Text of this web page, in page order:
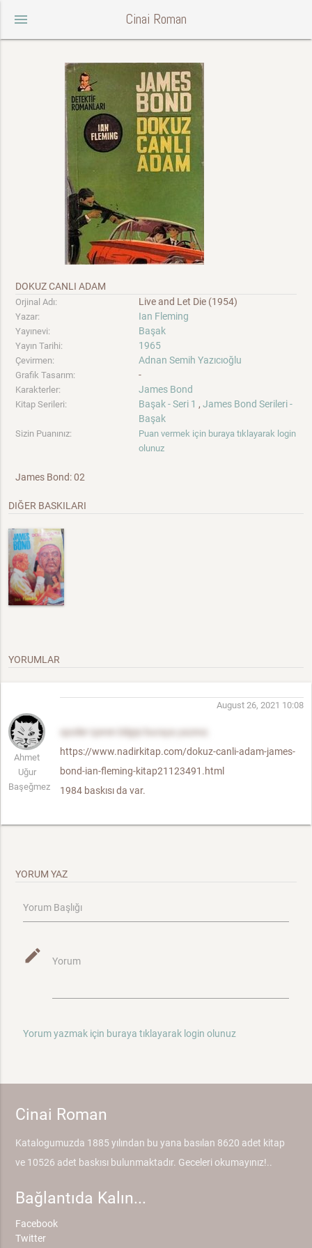
menu Cinai Roman
DOKUZ CANLI ADAM
Orjinal Adı: Live and Let Die (1954)
Yazar: Ian Fleming
Yayınevi: Başak
Yayın Tarihi: 1965
Çevirmen: Adnan Semih Yazıcıoğlu
Grafik Tasarım: -
Karakterler: James Bond
Kitap Serileri: Başak - Seri 1 ,James Bond Serileri -
Başak
Sizin Puanınız:
Puan vermek için buraya tıklayarak login
olunuz
James Bond: 02
DIĞER BASKILARI
YORUMLAR
Ahmet
Uğur
Başeğmez
August 26, 2021 10:08
spoiler içeren bilgiyi buraya yazınız.
https://www.nadirkitap.com/dokuz-canli-adam-james-
bond-ian-fleming-kitap21123491.html
1984 baskısı da var.
YORUM YAZ
Yorum Başlığı
mode_edit Yorum
Yorum yazmak için buraya tıklayarak login olunuz
Cinai Roman
Katalogumuzda 1885 yılından bu yana basılan 8620 adet kitap
ve 10526 adet baskısı bulunmaktadır. Geceleri okumayınız!..
Bağlantıda Kalın...
Facebook
Twitter